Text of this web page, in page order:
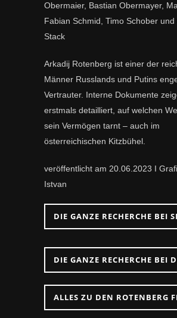
Obermaier, Bastian Obermayer,
Fabian Schmid, Timo Schober und
Stack
Arkadij Rotenberg ist einer der
Männer Russlands und Putins
Vertrauter. Interne Dokumente
erstmals detailliert, auf welchen
sein Vermögen tarnt – auch im
österreichischen Kitzbühel.
veröffentlicht am 20.06.2023 I
Istvan
DIE GANZE RECHERCHE BEI
DIE GANZE RECHERCHE BEI
ALLES ZU DEN ROTENBERG